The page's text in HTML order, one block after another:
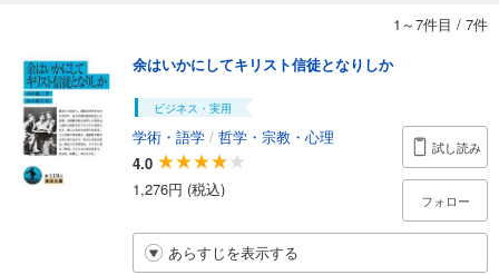
1～7件目 / 7件
余はいかにしてキリスト信徒となりしか
ビジネス・実用
学術・語学 / 哲学・宗教・心理
4.0
1,276円 (税込)
試し読み
フォロー
あらすじを表示する